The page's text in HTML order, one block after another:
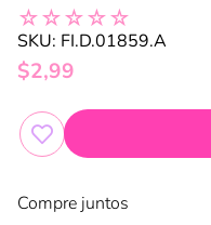
☆☆☆☆☆
SKU: FI.D.01859.A
$2,99
Compre juntos